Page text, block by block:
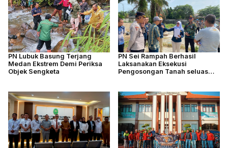
PN Lubuk Basung Terjang
Medan Ekstrem Demi Periksa
Objek Sengketa
PN Sei Rampah Berhasil
Laksanakan Eksekusi
Pengosongan Tanah seluas